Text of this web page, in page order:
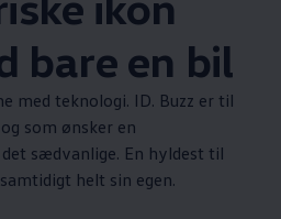
bare en bil
med teknologi. ID. Buzz er til
som ønsker en
sædvanlige. En hyldest til
helt sin egen.